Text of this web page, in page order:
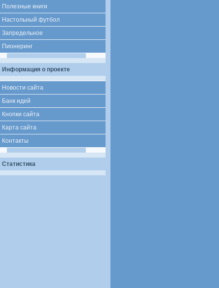
Полезные книги
Настольный футбол
Запредельное
Пионеринг
Информация о проекте
Новости сайта
Банк идей
Кнопки сайта
Карта сайта
Контакты
Статистика